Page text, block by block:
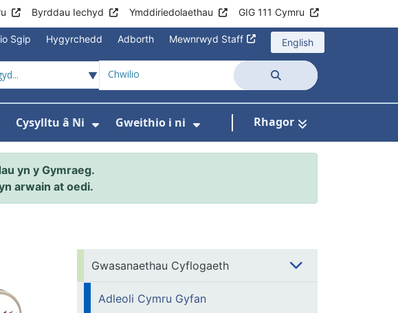
Byrddau Iechyd Ymddiriedolaethau GIG 111 Cymru
Sgip Hygyrchedd Adborth Mewnrwyd Staff English
Chwilio
Ein Gwasanaethau
Cysylltu â Ni Gweithio i ni Rhagor
yn y Gymraeg.
arwain at oedi.
Gwasanaethau Cyflogaeth
Adleoli Cymru Gyfan